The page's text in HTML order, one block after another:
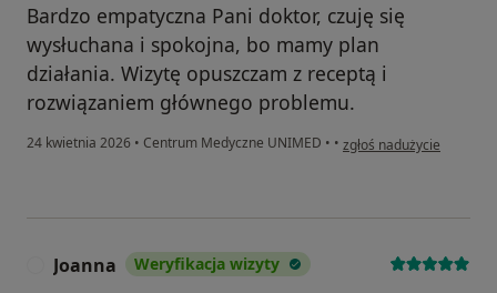
Bardzo empatyczna Pani doktor, czuję się
wysłuchana i spokojna, bo mamy plan
działania. Wizytę opuszczam z receptą i
rozwiązaniem głównego problemu.
24 kwietnia 2026 • Centrum Medyczne UNIMED • • w opinii użytkownika MB
zgłoś nadużycie
Joanna Weryfikacja wizyty